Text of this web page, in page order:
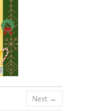
Next →